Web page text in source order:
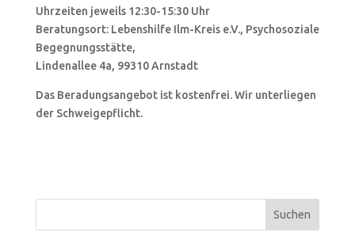
Uhrzeiten jeweils 12:30-15:30 Uhr
Beratungsort: Lebenshilfe Ilm-Kreis e.V., Psychosoziale
Begegnungsstätte,
Lindenallee 4a, 99310 Arnstadt
Das Beradungsangebot ist kostenfrei. Wir unterliegen
der Schweigepflicht.
Suchen